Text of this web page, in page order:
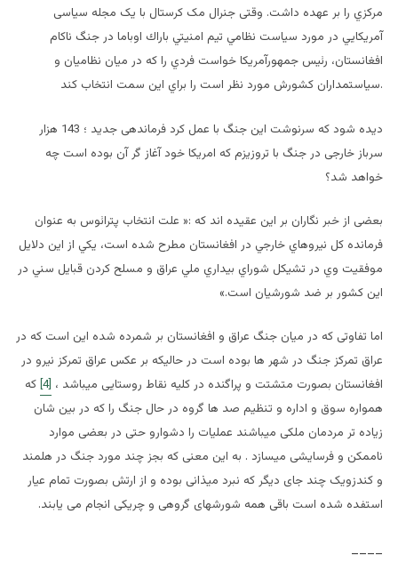
مركزي را بر عهده داشت. وقتی جنرال مک کرستال با یک مجله سیاسی
آمريكايي در مورد سياست نظامي تيم امنيتي باراك اوباما در جنگ ناكام
افغانستان، رئيس جمهورآمريكا خواست فردي را كه در ميان نظاميان و
سياستمداران كشورش مورد نظر است را براي اين سمت انتخاب كند.
دیده شود که سرنوشت این جنگ با عمل کرد فرماندهی جدید ؛ 143 هزار
سرباز خارجی در جنگ با تروزیزم که امریکا خود آغاز گر آن بوده است چه
خواهد شد؟
بعضی از خبر نگاران بر این عقیده اند که :« علت انتخاب پترائوس به عنوان
فرمانده كل نيروهاي خارجي در افغانستان مطرح شده است، يكي از اين دلايل
موفقيت وي در تشيكل شوراي بيداري ملي عراق و مسلح كردن قبايل سني در
اين كشور بر ضد شورشيان است.»
اما تفاوتی که در میان جنگ عراق و افغانستان بر شمرده شده این است که در
عراق تمرکز جنگ در شهر ها بوده است در حالیکه بر عکس عراق تمرکز نیرو در
افغانستان بصورت متشتت و پراگنده در کلیه نقاط روستایی میباشد ، [4]
که
همواره سوق و اداره و تنظیم صد ها گروه در حال جنگ را که در بین شان
زیاده تر مردمان ملکی میباشند عملیات را دشوارو حتی در بعضی موارد
ناممکن و فرسایشی میسازد . به این معنی که بجز چند مورد جنگ در هلمند
و کندزویک چند جای دیگر که نبرد میذانی بوده و از ارتش بصورت تمام عیار
استفده شده است باقی همه شورشهای گروهی و چریکی انجام می یابند.
____